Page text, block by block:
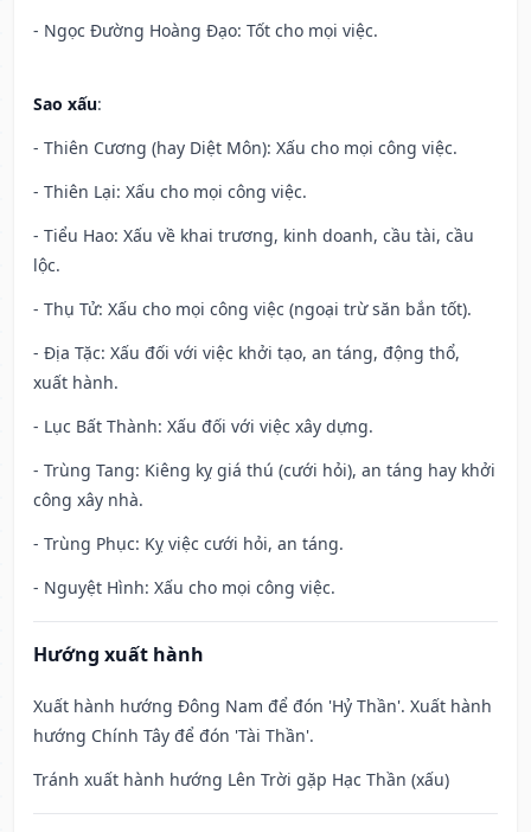
- Ngọc Đường Hoàng Đạo: Tốt cho mọi việc.
Sao xấu:
- Thiên Cương (hay Diệt Môn): Xấu cho mọi công việc.
- Thiên Lại: Xấu cho mọi công việc.
- Tiểu Hao: Xấu về khai trương, kinh doanh, cầu tài, cầu
lộc.
- Thụ Tử: Xấu cho mọi công việc (ngoại trừ săn bắn tốt).
- Địa Tặc: Xấu đối với việc khởi tạo, an táng, động thổ,
xuất hành.
- Lục Bất Thành: Xấu đối với việc xây dựng.
- Trùng Tang: Kiêng kỵ giá thú (cưới hỏi), an táng hay khởi
công xây nhà.
- Trùng Phục: Kỵ việc cưới hỏi, an táng.
- Nguyệt Hình: Xấu cho mọi công việc.
Hướng xuất hành
Xuất hành hướng Đông Nam để đón 'Hỷ Thần'. Xuất hành
hướng Chính Tây để đón 'Tài Thần'.
Tránh xuất hành hướng Lên Trời gặp Hạc Thần (xấu)